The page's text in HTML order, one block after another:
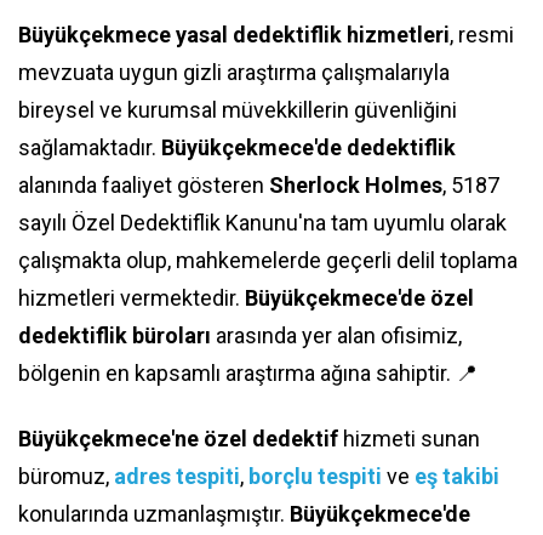
Büyükçekmece yasal dedektiflik hizmetleri, resmi
mevzuata uygun gizli araştırma çalışmalarıyla
bireysel ve kurumsal müvekkillerin güvenliğini
sağlamaktadır. Büyükçekmece'de dedektiflik
alanında faaliyet gösteren Sherlock Holmes, 5187
sayılı Özel Dedektiflik Kanunu'na tam uyumlu olarak
çalışmakta olup, mahkemelerde geçerli delil toplama
hizmetleri vermektedir. Büyükçekmece'de özel
dedektiflik büroları arasında yer alan ofisimiz,
bölgenin en kapsamlı araştırma ağına sahiptir. 📍
Büyükçekmece'ne özel dedektif hizmeti sunan
büromuz, adres tespiti, borçlu tespiti ve eş takibi
konularında uzmanlaşmıştır. Büyükçekmece'de